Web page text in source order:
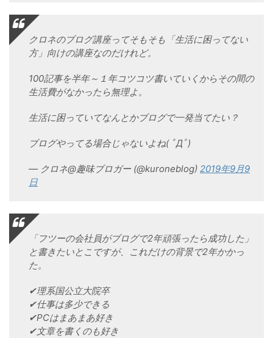
クロネのブログ講座ってそもそも「生活に困ってない
方」向けの講座なのだけれど。
100記事を半年～１年コツコツ書いていくからその間の
生活費がなかったら無理よ。
生活に困っていてなんとかブログで一発当てたい？
ブログやってる場合じゃないよね( ﾟДﾟ)
— クロネ@趣味ブロガー (@kuroneblog) 2019年9月9
日
「フツーの会社員がブログで2年頑張ったら成功した」
と書きたいとこですが、これだけの背景で2年かかっ
た。
✔︎理系国公立大院卒
✔︎仕事は多少できる
✔︎PCはまあまあ好き
✔︎文章を書くのも好き